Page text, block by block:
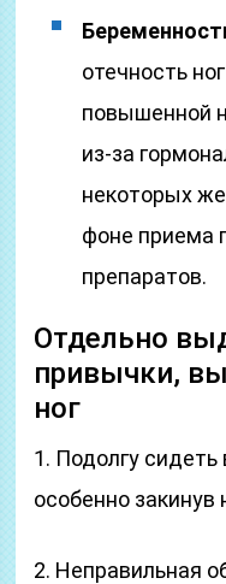
отечность
повышенной
из-за
некоторых
фоне приема
препаратов.
Отдельно
привычки,
ног
1. Подолгу
особенно закинув
2. Неправильная